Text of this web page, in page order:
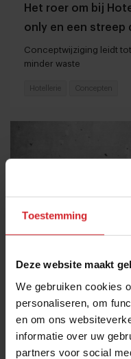
Toestemming
Deze website maakt
We gebruiken cookies
personaliseren, om
en om ons
informatie over uw
partners voor social
Het roer om bij
only en een
Conceptwijziging leidt
minder waste
Hotellerie Concepten
Van futurist naar
innovatiedrift?